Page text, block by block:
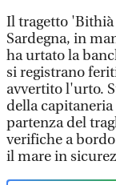
Il tragetto
Sardegna, in
ha urtato la
si registrano
avvertito l'urto.
della
partenza del
verifiche a
il mare in